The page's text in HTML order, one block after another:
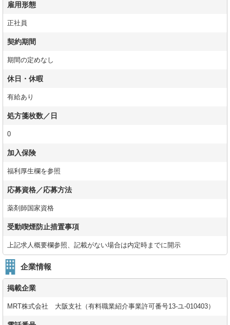
雇用形態
正社員
契約期間
期間の定めなし
休日・休暇
有給あり
処方箋枚数／日
0
加入保険
福利厚生欄を参照
応募資格／応募方法
薬剤師国家資格
受動喫煙防止措置事項
上記求人概要欄参照、記載がない場合は内定時までに開示
企業情報
掲載企業
MRT株式会社 大阪支社（有料職業紹介事業許可番号13-ユ-010403）